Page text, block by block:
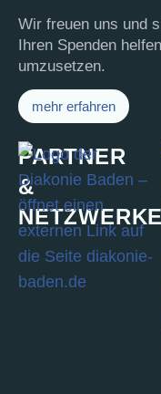
Wir freuen uns und
Ihren Spenden
umzusetzen.
mehr erfahren
PARTNER
&
NETZWERKE